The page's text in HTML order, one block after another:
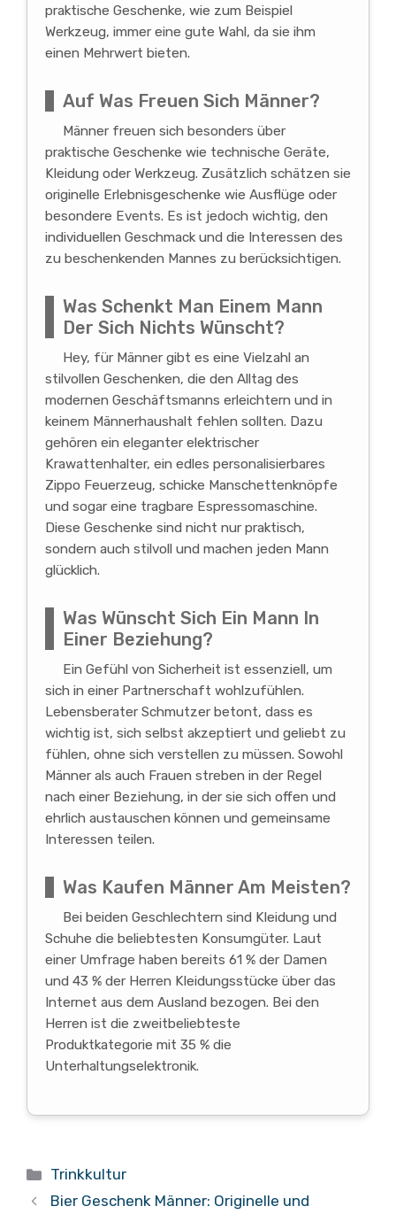
praktische Geschenke, wie zum Beispiel
Werkzeug, immer eine gute Wahl, da sie ihm
einen Mehrwert bieten.
Auf Was Freuen Sich Männer?
Männer freuen sich besonders über
praktische Geschenke wie technische Geräte,
Kleidung oder Werkzeug. Zusätzlich schätzen sie
originelle Erlebnisgeschenke wie Ausflüge oder
besondere Events. Es ist jedoch wichtig, den
individuellen Geschmack und die Interessen des
zu beschenkenden Mannes zu berücksichtigen.
Was Schenkt Man Einem Mann
Der Sich Nichts Wünscht?
Hey, für Männer gibt es eine Vielzahl an
stilvollen Geschenken, die den Alltag des
modernen Geschäftsmanns erleichtern und in
keinem Männerhaushalt fehlen sollten. Dazu
gehören ein eleganter elektrischer
Krawattenhalter, ein edles personalisierbares
Zippo Feuerzeug, schicke Manschettenknöpfe
und sogar eine tragbare Espressomaschine.
Diese Geschenke sind nicht nur praktisch,
sondern auch stilvoll und machen jeden Mann
glücklich.
Was Wünscht Sich Ein Mann In
Einer Beziehung?
Ein Gefühl von Sicherheit ist essenziell, um
sich in einer Partnerschaft wohlzufühlen.
Lebensberater Schmutzer betont, dass es
wichtig ist, sich selbst akzeptiert und geliebt zu
fühlen, ohne sich verstellen zu müssen. Sowohl
Männer als auch Frauen streben in der Regel
nach einer Beziehung, in der sie sich offen und
ehrlich austauschen können und gemeinsame
Interessen teilen.
Was Kaufen Männer Am Meisten?
Bei beiden Geschlechtern sind Kleidung und
Schuhe die beliebtesten Konsumgüter. Laut
einer Umfrage haben bereits 61 % der Damen
und 43 % der Herren Kleidungsstücke über das
Internet aus dem Ausland bezogen. Bei den
Herren ist die zweitbeliebteste
Produktkategorie mit 35 % die
Unterhaltungselektronik.
Kategorien
Trinkkultur
Bier Geschenk Männer: Originelle und